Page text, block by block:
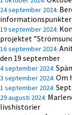
24 september 2024:
informationspunkter
19 september 2024:
projektet
16 september 2024:
den 19 september
4 september 2024:
3 september 2024: Om
1 september 2024:
29 augusti 2024:
livshistorier